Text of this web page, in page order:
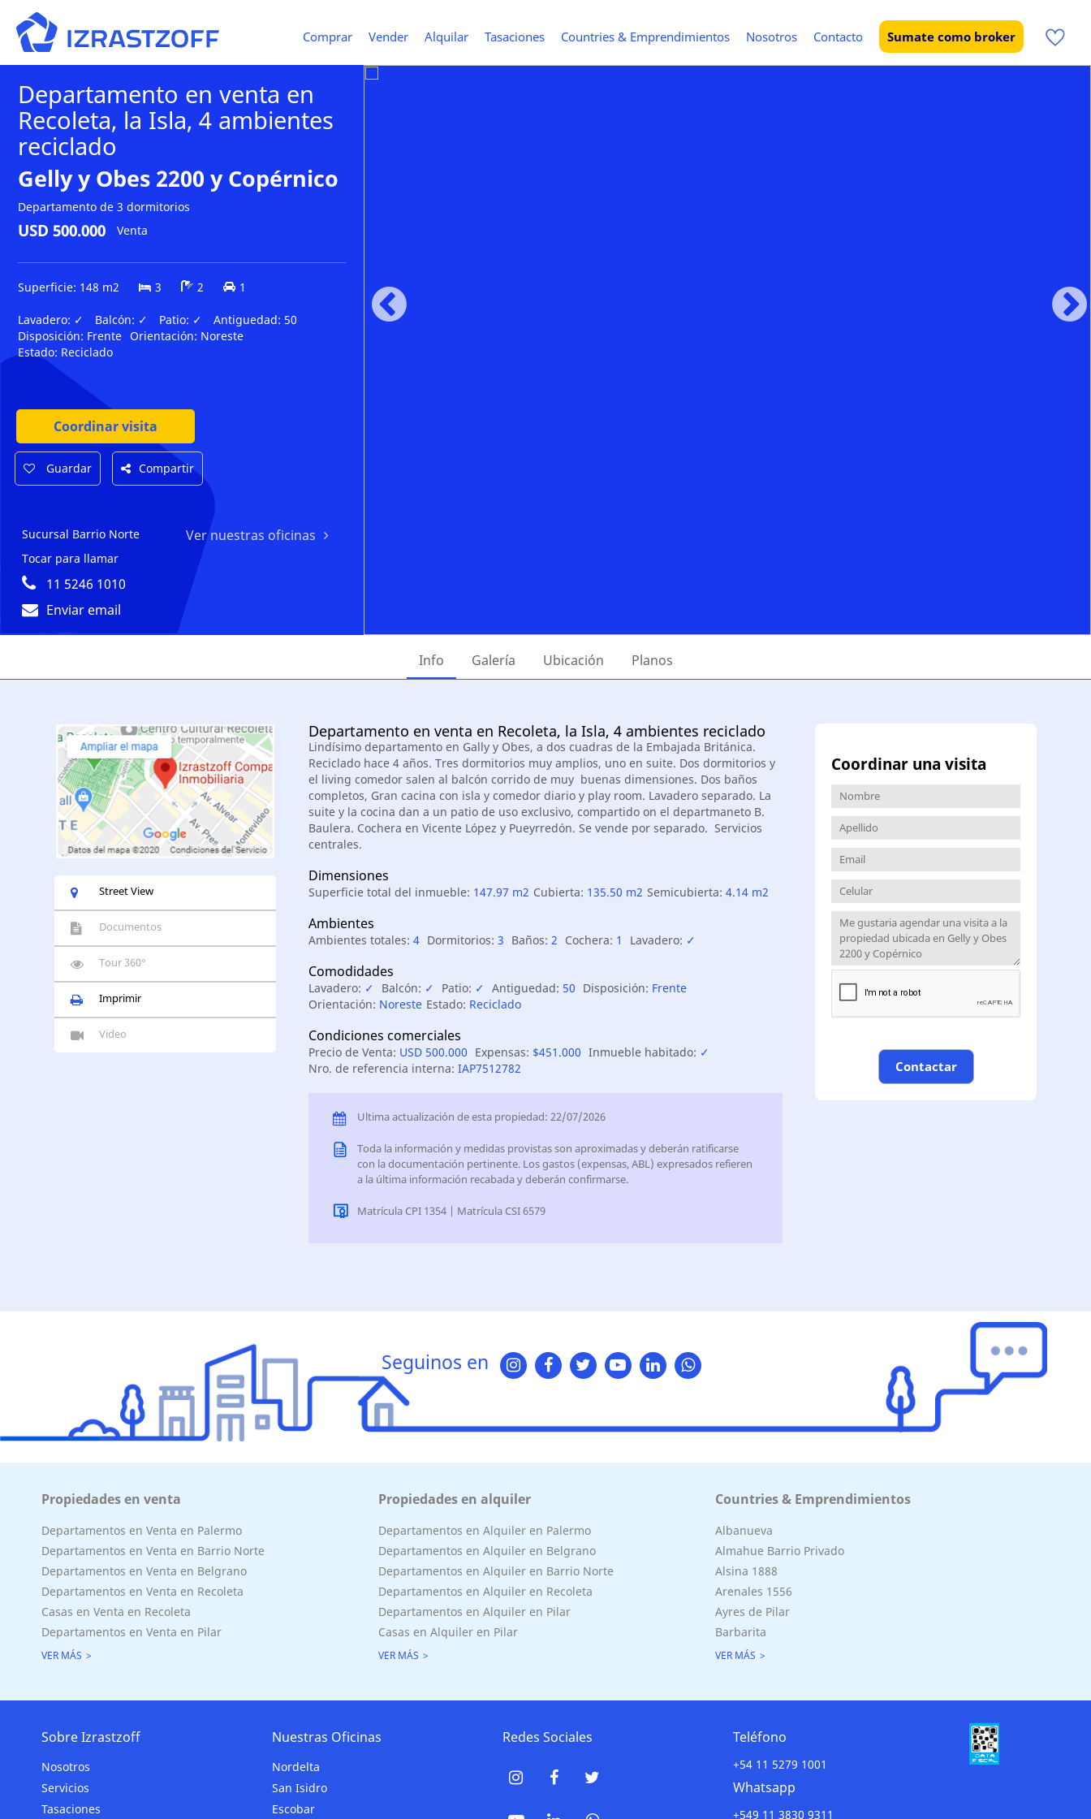
Comprar Vender Alquilar Tasaciones Countries & Emprendimientos Nosotros Contacto Sumate como broker
Superficie Terreno 0.00 M2
Superficie total del inmueble 147.97 M2
Cubierta: 135.50 M2
Semicubierta 4.14 M2
Departamento en venta en
Recoleta, la Isla, 4 ambientes
reciclado
Gelly y Obes 2200 y Copérnico
Departamento de 3 dormitorios
USD 500.000 Venta
Superficie: 148 m2 3 2 1
Lavadero: ✓ Balcón: ✓ Patio: ✓ Antiguedad: 50
Disposición: Frente Orientación: Noreste
Estado: Reciclado
Coordinar visita
Guardar Compartir
Sucursal Barrio Norte
Tocar para llamar
11 5246 1010
Enviar email
Ver nuestras oficinas
Info Galería Ubicación Planos
Street View
Documentos
Tour 360°
Imprimir
Video
Departamento en venta en Recoleta, la Isla, 4 ambientes reciclado
Lindísimo departamento en Gally y Obes, a dos cuadras de la Embajada Británica.
Reciclado hace 4 años. Tres dormitorios muy amplios, uno en suite. Dos dormitorios y
el living comedor salen al balcón corrido de muy buenas dimensiones. Dos baños
completos, Gran cacina con isla y comedor diario y play room. Lavadero separado. La
suite y la cocina dan a un patio de uso exclusivo, compartido on el departmaneto B.
Baulera. Cochera en Vicente López y Pueyrredón. Se vende por separado. Servicios
centrales.
Dimensiones
Superficie total del inmueble: 147.97 m2 Cubierta: 135.50 m2 Semicubierta: 4.14 m2
Ambientes
Ambientes totales: 4 Dormitorios: 3 Baños: 2 Cochera: 1 Lavadero: ✓
Comodidades
Lavadero: ✓ Balcón: ✓ Patio: ✓ Antiguedad: 50 Disposición: Frente
Orientación: Noreste Estado: Reciclado
Condiciones comerciales
Precio de Venta: USD 500.000 Expensas: $451.000 Inmueble habitado: ✓
Nro. de referencia interna: IAP7512782
Ultima actualización de esta propiedad: 22/07/2026
Toda la información y medidas provistas son aproximadas y deberán ratificarse
con la documentación pertinente. Los gastos (expensas, ABL) expresados refieren
a la última información recabada y deberán confirmarse.
Matrícula CPI 1354 | Matrícula CSI 6579
Coordinar una visita
Contactar
Seguinos en
Propiedades en venta
Departamentos en Venta en Palermo
Departamentos en Venta en Barrio Norte
Departamentos en Venta en Belgrano
Departamentos en Venta en Recoleta
Casas en Venta en Recoleta
Departamentos en Venta en Pilar
VER MÁS
Propiedades en alquiler
Departamentos en Alquiler en Palermo
Departamentos en Alquiler en Belgrano
Departamentos en Alquiler en Barrio Norte
Departamentos en Alquiler en Recoleta
Departamentos en Alquiler en Pilar
Casas en Alquiler en Pilar
VER MÁS
Countries & Emprendimientos
Albanueva
Almahue Barrio Privado
Alsina 1888
Arenales 1556
Ayres de Pilar
Barbarita
VER MÁS
Sobre Izrastzoff
Nosotros
Servicios
Tasaciones
Nuestras Oficinas
Nordelta
San Isidro
Escobar
Redes Sociales Teléfono
+54 11 5279 1001
Whatsapp
+549 11 3830 9311